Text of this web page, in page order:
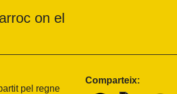
on el
pel regne
Comparteix: